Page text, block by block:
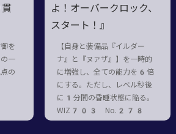
を
一
の
よ！オーバークロック、
スタート！』
【自身と装備品『イルダー
ナ』と『ヌァザ』】を一時的
に増強し、全ての能力を6倍
にする。ただし、レベル秒後
に1分間の昏睡状態に陥る。
WIZ703 No.278